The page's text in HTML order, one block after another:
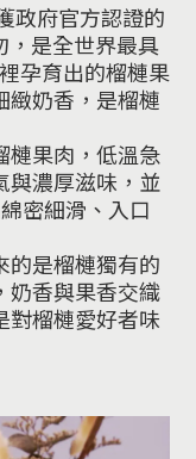
政府官方認證的
是全世界最具
孕育出的榴槤果
緻奶香，是榴槤
槤果肉，低溫急
與濃厚滋味，並
密細滑、入口
的是榴槤獨有的
奶香與果香交織
對榴槤愛好者味